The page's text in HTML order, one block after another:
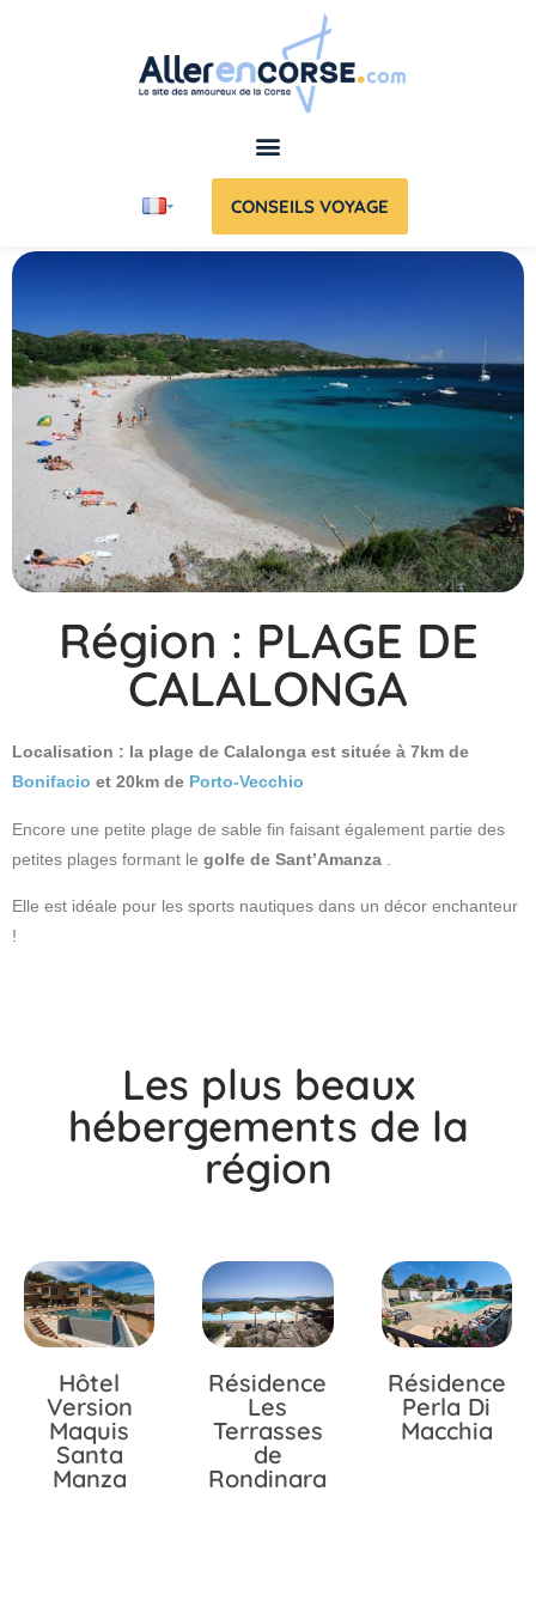
CONSEILS VOYAGE
Région : PLAGE DE
CALALONGA
Localisation : la plage de Calalonga est située à 7km de
Bonifacio et 20km de Porto-Vecchio
Encore une petite plage de sable fin faisant également partie des
petites plages formant le golfe de Sant’Amanza
Elle est idéale pour les sports nautiques dans un décor enchanteur
!
Les plus beaux
hébergements de la
région
Hôtel
Version
Maquis
Santa
Manza
Résidence
Les
Terrasses
de
Rondinara
Résidence
Perla Di
Macchia